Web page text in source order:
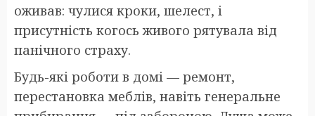
оживав: чулися кроки, шелест, і
присутність когось живого рятувала від
панічного страху.
Будь-які роботи в домі — ремонт,
перестановка меблів, навіть генеральне